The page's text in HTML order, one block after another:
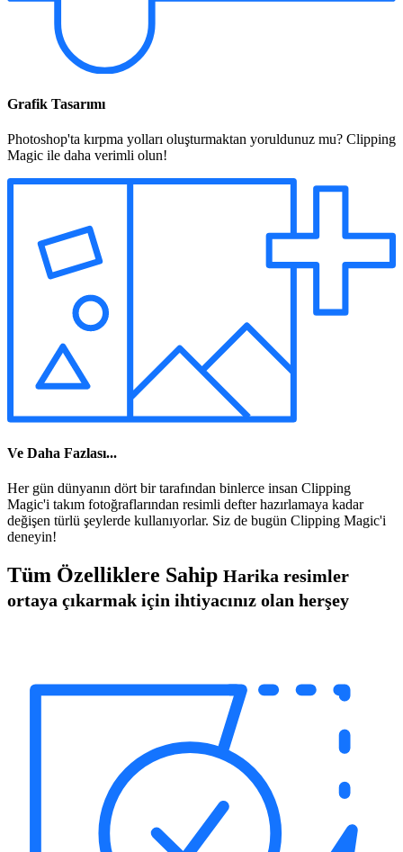
Grafik Tasarımı
Photoshop'ta kırpma yolları oluşturmaktan yoruldunuz mu? Clipping
Magic ile daha verimli olun!
Ve Daha Fazlası...
Her gün dünyanın dört bir tarafından binlerce insan Clipping
Magic'i takım fotoğraflarından resimli defter hazırlamaya kadar
değişen türlü şeylerde kullanıyorlar. Siz de bugün Clipping Magic'i
deneyin!
Tüm Özelliklere Sahip Harika resimler
ortaya çıkarmak için ihtiyacınız olan herşey